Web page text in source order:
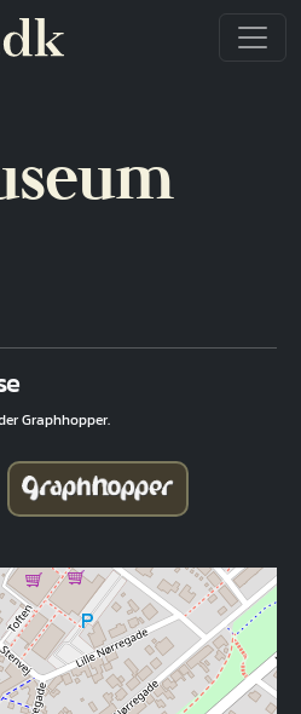
Graphhopper.